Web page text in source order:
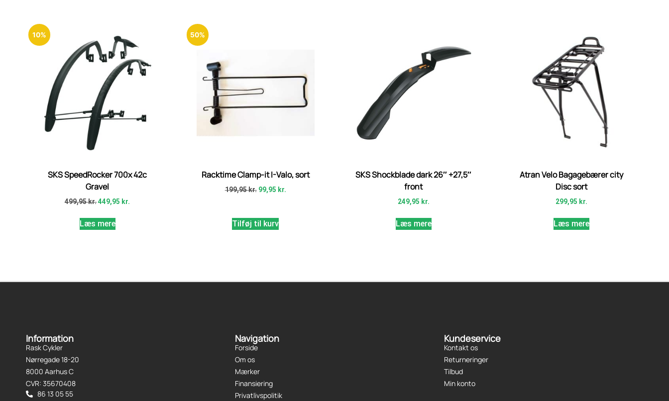
10%
SKS SpeedRocker 700x 42c
Gravel
499,95kr.449,95 kr.
Læs mere
50%
Racktime Clamp-it I-Valo, sort
199,95kr. 99,95 kr.
Tilføj til kurv
SKS Shockblade dark 26″ +27,5″
front
249,95 kr.
Læs mere
Atran Velo Bagagebærer city
Disc sort
299,95 kr.
Læs mere
Information
Rask Cykler
Nørregade 18-20
8000 Aarhus C
CVR: 35670408
86 13 05 55
Navigation
Forside
Om os
Mærker
Finansiering
Privatlivspolitik
Kundeservice
Kontakt os
Returneringer
Tilbud
Min konto